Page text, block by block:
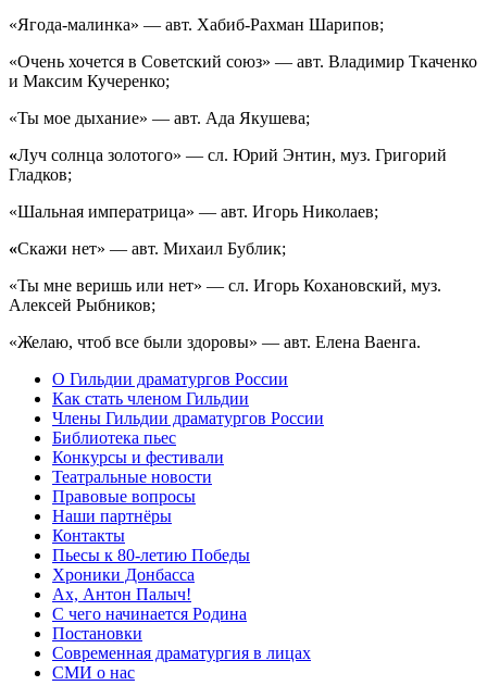
«Ягода-малинка» — авт. Хабиб-Рахман Шарипов;
«Очень хочется в Советский союз» — авт. Владимир Ткаченко
и Максим Кучеренко;
«Ты мое дыхание» — авт. Ада Якушева;
«Луч солнца золотого» — сл. Юрий Энтин, муз. Григорий
Гладков;
«Шальная императрица» — авт. Игорь Николаев;
«Скажи нет» — авт. Михаил Бублик;
«Ты мне веришь или нет» — сл. Игорь Кохановский, муз.
Алексей Рыбников;
«Желаю, чтоб все были здоровы» — авт. Елена Ваенга.
О Гильдии драматургов России
Как стать членом Гильдии
Члены Гильдии драматургов России
Библиотека пьес
Конкурсы и фестивали
Театральные новости
Правовые вопросы
Наши партнёры
Контакты
Пьесы к 80-летию Победы
Хроники Донбасса
Ах, Антон Палыч!
С чего начинается Родина
Постановки
Современная драматургия в лицах
СМИ о нас